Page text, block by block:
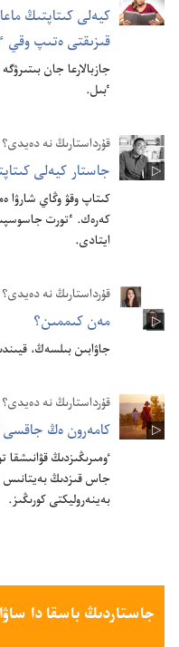
كيە‌لى كىتاپتىڭ
قىزىقتى ە‌تىپ وقي ٴ‌بىل
جازبالارعا جان
ٴ‌بىل.‏
قۇ‌رداستارىڭ نە دە‌يدى؟‏
جاستار كيە‌لى
كىتاپ وقۋ وڭاي شارۋا
كە‌رە‌ك.‏ ٴ‌تورت
ايتادى.‏
قۇرداستارىڭ نە دەيدى؟
مە‌ن كىممىن؟‏
جاۋابىن بىلسە‌ڭ،‏
قۇ‌رداستارىڭ نە دە‌يدى؟‏
كامە‌رون ە‌ڭ جاقسى
ٶمىرىڭىزدىڭ قۋانىشقا
جاس قىزدىڭ بە‌يتانىس
بە‌ينە‌روليكتى كورىڭىز.‏
جاستاردىڭ باسقا دا